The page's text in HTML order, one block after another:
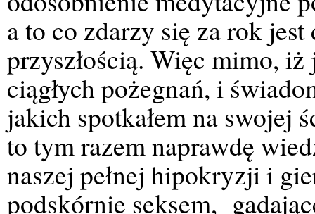
a to co zdarzy się za rok
przyszłością. Więc mimo,
ciągłych pożegnań, i
jakich spotkałem na swojej
to tym razem naprawdę
naszej pełnej hipokryzji i
podskórnie seksem,